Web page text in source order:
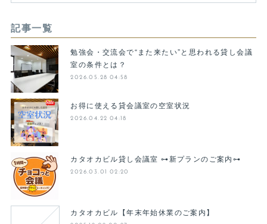
記事一覧
勉強会・交流会で“また来たい”と思われる貸し会議
室の条件とは？
2026.05.28 04:58
お得に使える貸会議室の空室状況
2026.04.22 04:18
カタオカビル貸し会議室 ⊶新プランのご案内⊶
2026.03.01 02:20
カタオカビル【年末年始休業のご案内】